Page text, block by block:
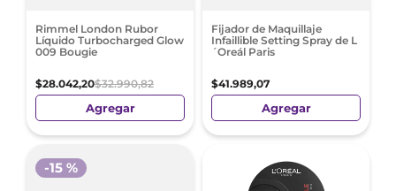
Rimmel London Rubor
Líquido Turbocharged Glow
009 Bougie
$28.042,20$32.990,82
Agregar
Fijador de Maquillaje
Infaillible Setting Spray de L
´Oreál Paris
$41.989,07
Agregar
-15 %